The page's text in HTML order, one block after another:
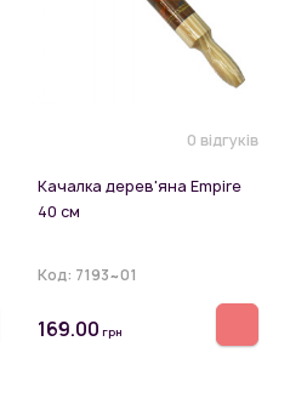
0 відгуків
Качалка дерев'яна Empire
40 см
Код: 7193~01
169.00 грн